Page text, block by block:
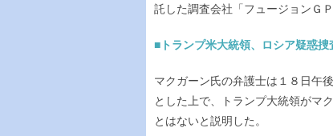
託した調査会社「フュージョンＧ
■トランプ米大統領、ロシア疑惑
マクガーン氏の弁護士は１８日午
とした上で、トランプ大統領がマ
とはないと説明した。